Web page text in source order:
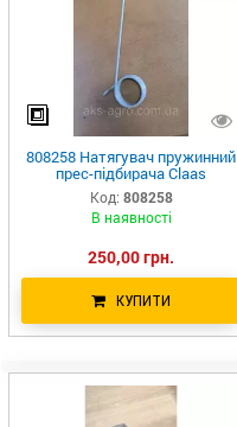
808258 Натягувач пружинний
прес-підбирача Claas
Код: 808258
В наявності
250,00 грн.
КУПИТИ